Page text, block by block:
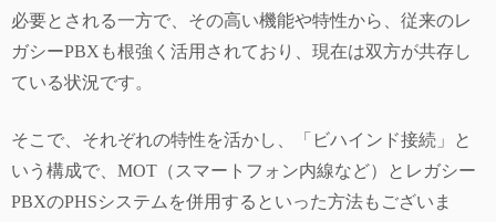
必要とされる一方で、その高い機能や特性から、従来のレ
ガシーPBXも根強く活用されており、現在は双方が共存し
ている状況です。
そこで、それぞれの特性を活かし、「ビハインド接続」と
いう構成で、MOT（スマートフォン内線など）とレガシー
PBXのPHSシステムを併用するといった方法もございま